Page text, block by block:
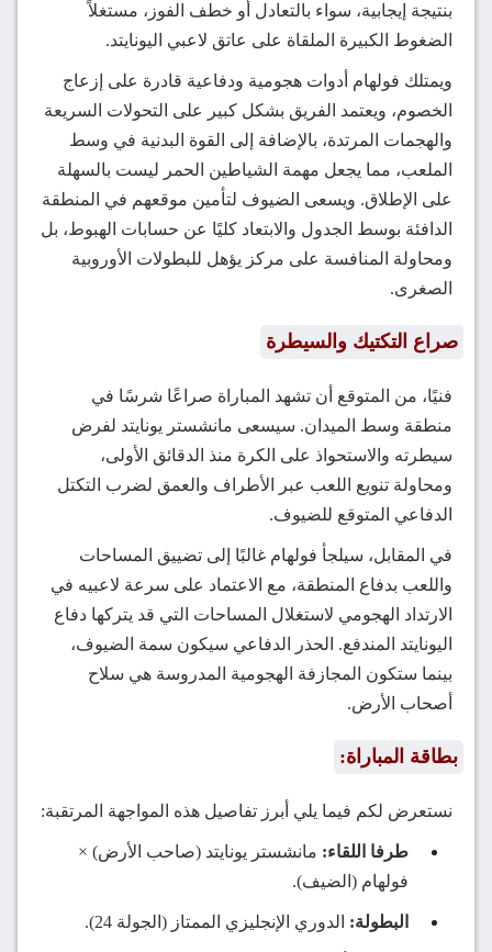
بنتيجة إيجابية، سواء بالتعادل أو خطف الفوز، مستغلاً
الضغوط الكبيرة الملقاة على عاتق لاعبي اليونايتد.
ويمتلك فولهام أدوات هجومية ودفاعية قادرة على إزعاج
الخصوم، ويعتمد الفريق بشكل كبير على التحولات السريعة
والهجمات المرتدة، بالإضافة إلى القوة البدنية في وسط
الملعب، مما يجعل مهمة الشياطين الحمر ليست بالسهلة
على الإطلاق. ويسعى الضيوف لتأمين موقعهم في المنطقة
الدافئة بوسط الجدول والابتعاد كليًا عن حسابات الهبوط، بل
ومحاولة المنافسة على مركز يؤهل للبطولات الأوروبية
الصغرى.
صراع التكتيك والسيطرة
فنيًا، من المتوقع أن تشهد المباراة صراعًا شرسًا في
منطقة وسط الميدان. سيسعى مانشستر يونايتد لفرض
سيطرته والاستحواذ على الكرة منذ الدقائق الأولى،
ومحاولة تنويع اللعب عبر الأطراف والعمق لضرب التكتل
الدفاعي المتوقع للضيوف.
في المقابل، سيلجأ فولهام غالبًا إلى تضييق المساحات
واللعب بدفاع المنطقة، مع الاعتماد على سرعة لاعبيه في
الارتداد الهجومي لاستغلال المساحات التي قد يتركها دفاع
اليونايتد المندفع. الحذر الدفاعي سيكون سمة الضيوف،
بينما ستكون المجازفة الهجومية المدروسة هي سلاح
أصحاب الأرض.
بطاقة المباراة:
نستعرض لكم فيما يلي أبرز تفاصيل هذه المواجهة المرتقبة:
طرفا اللقاء: مانشستر يونايتد (صاحب الأرض) ×
فولهام (الضيف).
البطولة: الدوري الإنجليزي الممتاز (الجولة 24).